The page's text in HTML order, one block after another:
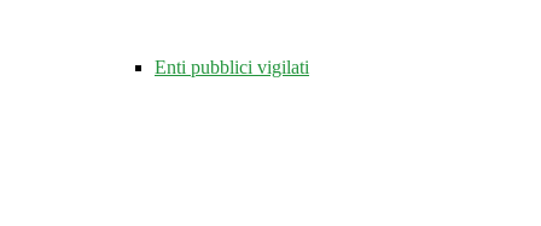
Enti pubblici vigilati